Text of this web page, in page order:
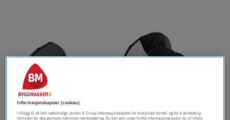
Informasjonskapsler (cookies)
I tillegg til de helt nødvendige, bruker K Group informasjonskapsler for analytiske formål, og for å skreddersy
nettsiden for deg gjennom målrettet markedsføring. Du kan selv velge hvilke informasjonskapsler du vil tillate